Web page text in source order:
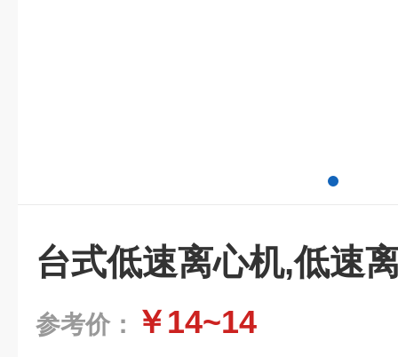
台式低速离心机,低速
参考价： ￥14~14